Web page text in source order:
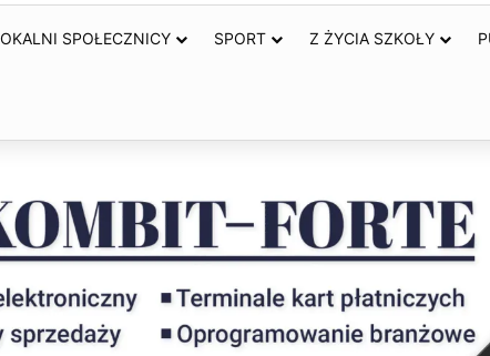
SPOŁECZNICY SPORT Z ŻYCIA SZKOŁY